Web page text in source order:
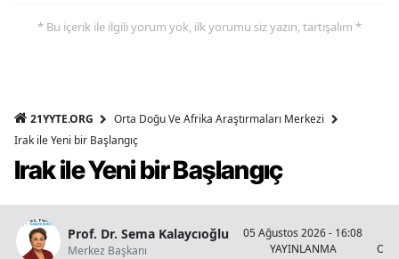
* Bu içerik ile ilgili yorum yok, ilk yorumu siz yazın, tartışalım *
21YYTE.ORG
Orta Doğu Ve Afrika Araştırmaları Merkezi
Irak ile Yeni bir Başlangıç
Irak ile Yeni bir Başlangıç
Prof. Dr. Sema Kalaycıoğlu
Merkez Başkanı
05 Ağustos 2026 - 16:08
YAYINLANMA